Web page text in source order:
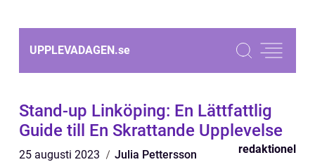
UPPLEVADAGEN.se
Stand-up Linköping: En Lättfattlig
Guide till En Skrattande Upplevelse
25 augusti 2023 Julia Pettersson redaktionel